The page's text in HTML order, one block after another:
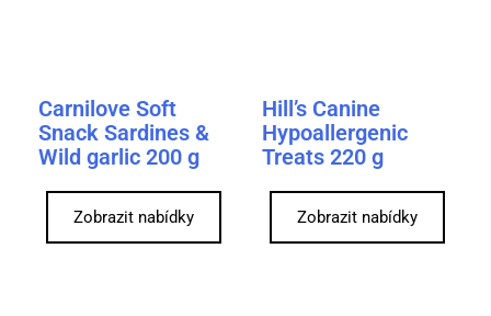
Carnilove Soft
Snack Sardines &
Wild garlic 200 g
Zobrazit nabídky
Hill’s Canine
Hypoallergenic
Treats 220 g
Zobrazit nabídky